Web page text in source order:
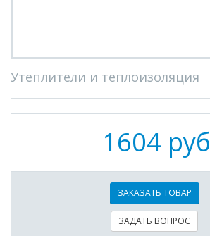
Утеплители и теплоизоляция
1604 руб
ЗАКАЗАТЬ ТОВАР
ЗАДАТЬ ВОПРОС